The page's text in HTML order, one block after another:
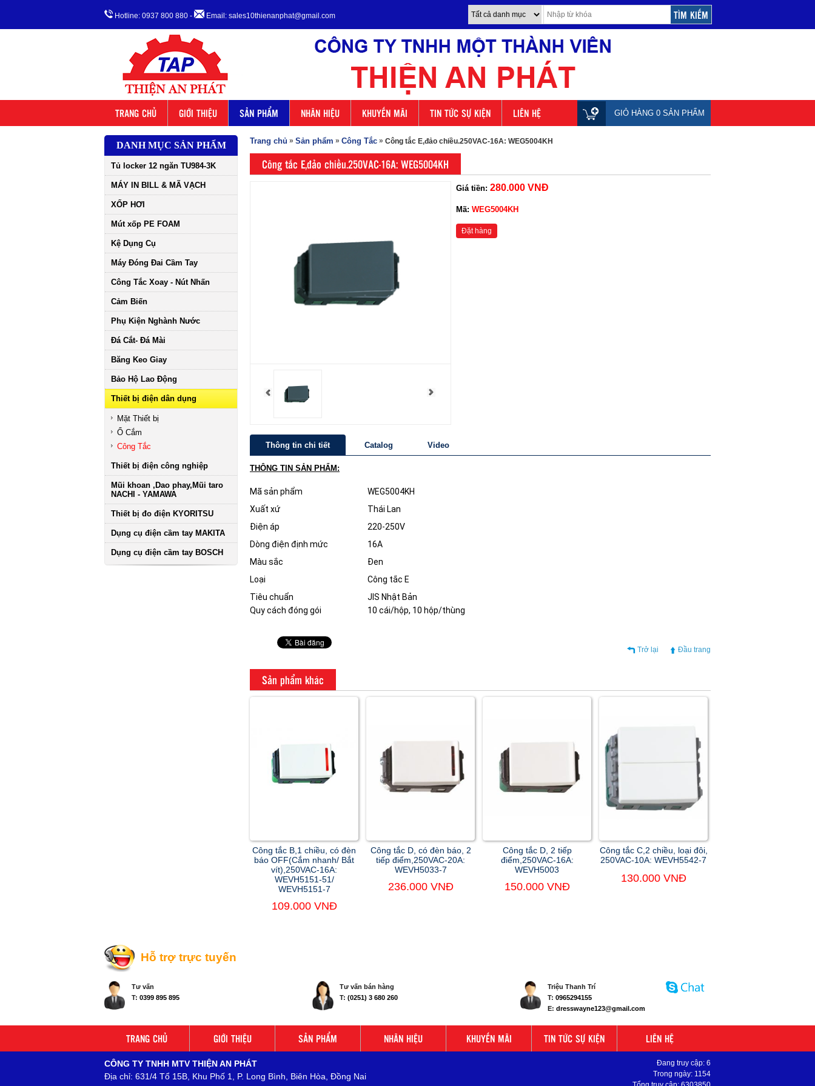
Hotline: 0937 800 880 - Email: sales10thienanphat@gmail.com
TRANG CHỦ GIỚI THIỆU SẢN PHẨM NHÃN HIỆU KHUYẾN MÃI TIN TỨC SỰ KIỆN LIÊN HỆ GIỎ HÀNG 0 SẢN PHẨM
DANH MỤC SẢN PHẨM
Tủ locker 12 ngăn TU984-3K
MÁY IN BILL & MÃ VẠCH
XỐP HƠI
Mút xốp PE FOAM
Kệ Dụng Cụ
Máy Đóng Đai Cầm Tay
Công Tắc Xoay - Nút Nhấn
Cảm Biến
Phụ Kiện Nghành Nước
Đá Cắt- Đá Mài
Băng Keo Giay
Bảo Hộ Lao Động
Thiết bị điện dân dụng
Mặt Thiết bị
Ổ Cắm
Công Tắc
Thiết bị điện công nghiệp
Mũi khoan ,Dao phay,Mũi taro
NACHI - YAMAWA
Thiết bị đo điện KYORITSU
Dụng cụ điện cầm tay MAKITA
Dụng cụ điện cầm tay BOSCH
Trang chủ » Sản phẩm » Công Tắc » Công tắc E,đảo chiều.250VAC-16A: WEG5004KH
Công tắc E,đảo chiều.250VAC-16A: WEG5004KH
Giá tiền: 280.000 VNĐ
Mã: WEG5004KH
Đặt hàng
Thông tin chi tiết Catalog Video
THÔNG TIN SẢN PHẨM:
Mã sản phẩm
WEG5004KH
Xuất xứ
Thái Lan
Điện áp
220-250V
Dòng điện định mức
16A
Màu sắc
Đen
Loại
Công tắc E
Tiêu chuẩn
JIS Nhật Bản
Quy cách đóng gói
10 cái/hộp, 10 hộp/thùng
Trở lại Đầu trang
Sản phẩm khác
Công tắc B,1 chiều, có đèn
báo OFF(Cắm nhanh/ Bắt
vít),250VAC-16A:
WEVH5151-51/
WEVH5151-7
109.000 VNĐ
Công tắc D, có đèn báo, 2
tiếp điểm,250VAC-20A:
WEVH5033-7
236.000 VNĐ
Công tắc D, 2 tiếp
điểm,250VAC-16A:
WEVH5003
150.000 VNĐ
Công tắc C,2 chiều, loại đôi,
250VAC-10A: WEVH5542-7
130.000 VNĐ
Hỗ trợ trực tuyến
Tư vấn
T: 0399 895 895
Tư vấn bán hàng
T: (0251) 3 680 260
Triệu Thanh Trí
T: 0965294155
E: dresswayne123@gmail.com
TRANG CHỦ GIỚI THIỆU SẢN PHẨM NHÃN HIỆU KHUYẾN MÃI TIN TỨC SỰ KIỆN LIÊN HỆ
CÔNG TY TNHH MTV THIỆN AN PHÁT
Địa chỉ: 631/4 Tổ 15B, Khu Phố 1, P. Long Bình, Biên Hòa, Đồng Nai
Đang truy cập: 6
Trong ngày: 1154